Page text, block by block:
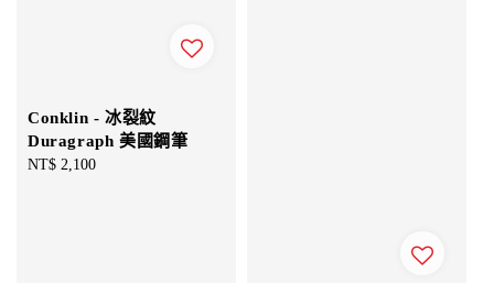
Conklin - 冰裂紋
Duragraph 美國鋼筆
Regular
NT$ 2,100